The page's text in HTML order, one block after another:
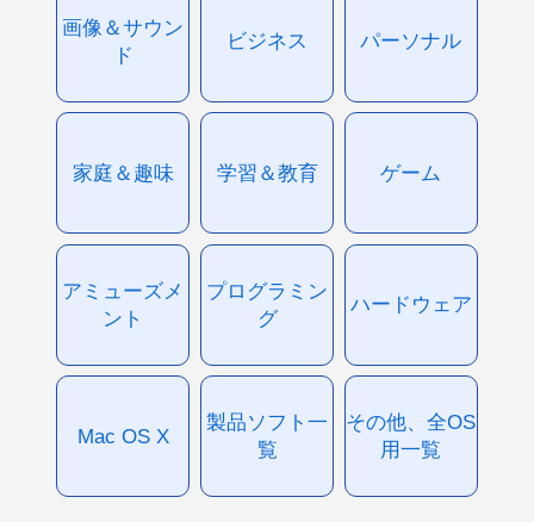
画像＆サウン
ド
ビジネス パーソナル
家庭＆趣味 学習＆教育 ゲーム
アミューズメ
ント
プログラミン
グ
ハードウェア
Mac OS X
製品ソフト一
覧
その他、全OS
用一覧